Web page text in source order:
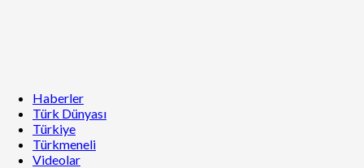
Haberler
Türk Dünyası
Türkiye
Türkmeneli
Videolar